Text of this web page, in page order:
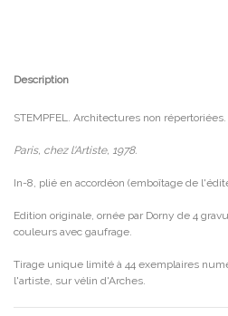
Description
STEMPFEL. Architectures non répertoriées.
Paris, chez l'Artiste, 1978.
In-8, plié en accordéon (emboîtage de
Edition originale, ornée par Dorny de 4
couleurs avec gaufrage.
Tirage unique limité à 44 exemplaires
l'artiste, sur vélin d'Arches.